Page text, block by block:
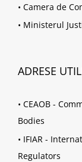
• Camera de
• Ministerul
ADRESE
• CEAOB -
Bodies
• IFIAR -
Regulators